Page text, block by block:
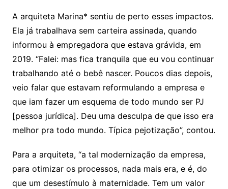
A arquiteta Marina* sentiu de perto esses impactos.
Ela já trabalhava sem carteira assinada, quando
informou à empregadora que estava grávida, em
2019. “Falei: mas fica tranquila que eu vou continuar
trabalhando até o bebê nascer. Poucos dias depois,
veio falar que estavam reformulando a empresa e
que iam fazer um esquema de todo mundo ser PJ
[pessoa jurídica]. Deu uma desculpa de que isso era
melhor pra todo mundo. Típica pejotização”, contou.
Para a arquiteta, “a tal modernização da empresa,
para otimizar os processos, nada mais era, e é, do
que um desestímulo à maternidade. Tem um valor